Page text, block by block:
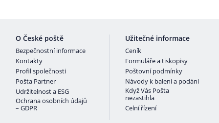
O České poště
Bezpečnostní informace
Kontakty
Profil společnosti
Pošta Partner
Udržitelnost a ESG
Ochrana osobních údajů
– GDPR
Užitečné informace
Ceník
Formuláře a tiskopisy
Poštovní podmínky
Návody k balení a podání
Když Vás Pošta
nezastihla
Celní řízení